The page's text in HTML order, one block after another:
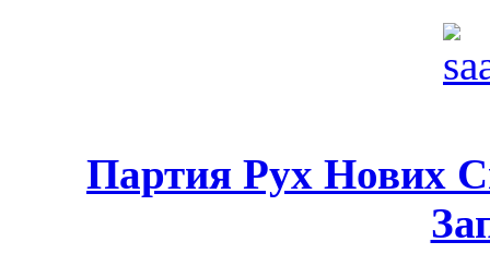
Партия Рух Нових